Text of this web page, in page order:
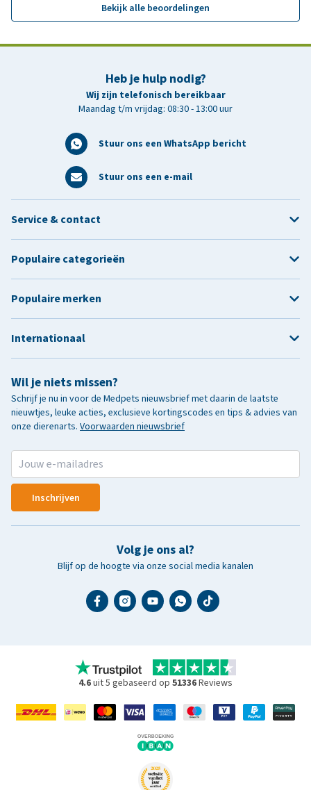
Bekijk alle beoordelingen
Heb je hulp nodig?
Wij zijn telefonisch bereikbaar
Maandag t/m vrijdag: 08:30 - 13:00 uur
Stuur ons een WhatsApp bericht
Stuur ons een e-mail
Wil je niets missen?
Schrijf je nu in voor de Medpets nieuwsbrief met daarin de laatste
nieuwtjes, leuke acties, exclusieve kortingscodes en tips & advies van
onze dierenarts. Voorwaarden nieuwsbrief
Inschrijven
Volg je ons al?
Blijf op de hoogte via onze social media kanalen
Service & contact
Populaire categorieën
Populaire merken
Internationaal
4.6uit 5 gebaseerd op 51336Reviews